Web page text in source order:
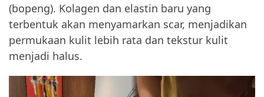
(bopeng). Kolagen dan elastin baru yang
terbentuk akan menyamarkan scar, menjadikan
permukaan kulit lebih rata dan tekstur kulit
menjadi halus.